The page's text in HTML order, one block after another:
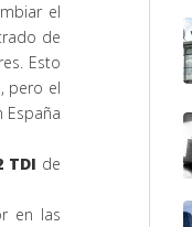
el
de
Esto
pero el
TDI de
en las